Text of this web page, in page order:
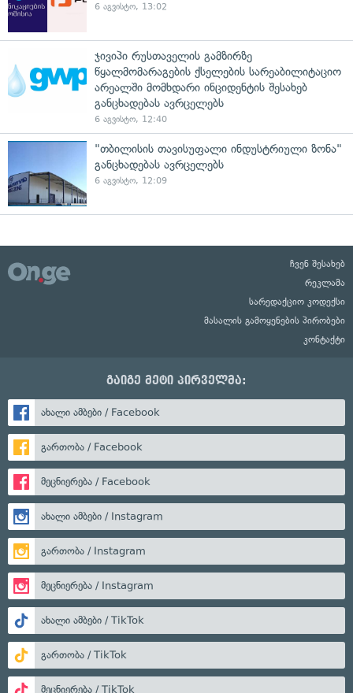
6 აგვისტო, 13:02
ჯივიპი რუსთაველის გამზირზე
წყალმომარაგების ქსელების სარეაბილიტაციო
არეალში მომხდარი ინციდენტის შესახებ
განცხადებას ავრცელებს
6 აგვისტო, 12:40
"თბილისის თავისუფალი ინდუსტრიული ზონა"
განცხადებას ავრცელებს
6 აგვისტო, 12:09
ჩვენ შესახებ
რეკლამა
სარედაქციო კოდექსი
მასალის გამოყენების პირობები
კონტაქტი
გაიგე მეტი პირველმა:
ახალი ამბები / Facebook
გართობა / Facebook
მეცნიერება / Facebook
ახალი ამბები / Instagram
გართობა / Instagram
მეცნიერება / Instagram
ახალი ამბები / TikTok
გართობა / TikTok
მეცნიერება / TikTok